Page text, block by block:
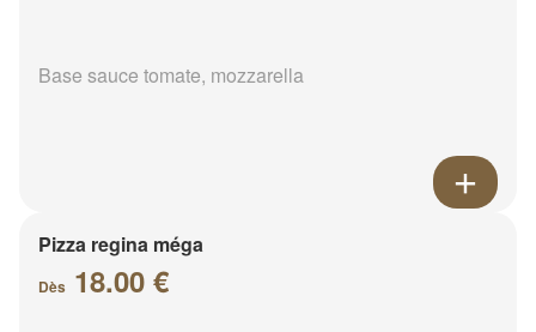
Base sauce tomate, mozzarella
Pizza regina méga
Dès 18.00 €